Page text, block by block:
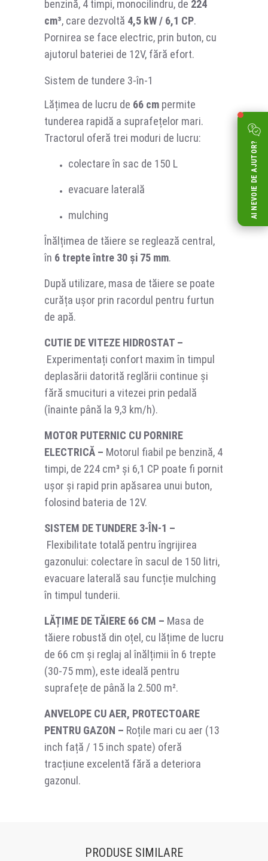
benzină, 4 timpi, monocilindru, de 224
cm³, care dezvoltă 4,5 kW / 6,1 CP.
Pornirea se face electric, prin buton, cu
ajutorul bateriei de 12V, fără efort.
Sistem de tundere 3-în-1
Lățimea de lucru de 66 cm permite
tunderea rapidă a suprafețelor mari.
Tractorul oferă trei moduri de lucru:
colectare în sac de 150 L
evacuare laterală
mulching
Înălțimea de tăiere se reglează central,
în 6 trepte între 30 și 75 mm.
După utilizare, masa de tăiere se poate
curăța ușor prin racordul pentru furtun
de apă.
CUTIE DE VITEZE HIDROSTAT –
Experimentați confort maxim în timpul
deplasării datorită reglării continue și
fără smucituri a vitezei prin pedală
(înainte până la 9,3 km/h).
MOTOR PUTERNIC CU PORNIRE
ELECTRICĂ – Motorul fiabil pe benzină, 4
timpi, de 224 cm³ și 6,1 CP poate fi pornit
ușor și rapid prin apăsarea unui buton,
folosind bateria de 12V.
SISTEM DE TUNDERE 3-ÎN-1 –
Flexibilitate totală pentru îngrijirea
gazonului: colectare în sacul de 150 litri,
evacuare laterală sau funcție mulching
în timpul tunderii.
LĂȚIME DE TĂIERE 66 CM – Masa de
tăiere robustă din oțel, cu lățime de lucru
de 66 cm și reglaj al înălțimii în 6 trepte
(30-75 mm), este ideală pentru
suprafețe de până la 2.500 m².
ANVELOPE CU AER, PROTECTOARE
PENTRU GAZON – Roțile mari cu aer (13
inch față / 15 inch spate) oferă
tracțiune excelentă fără a deteriora
gazonul.
PRODUSE SIMILARE
AI NEVOIE DE AJUTOR?